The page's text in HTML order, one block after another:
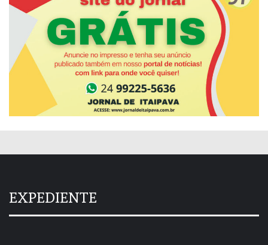
EXPEDIENTE